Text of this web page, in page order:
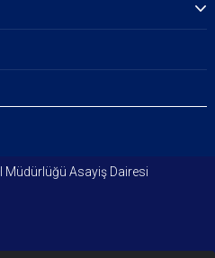
Müdürlüğü Asayiş Dairesi